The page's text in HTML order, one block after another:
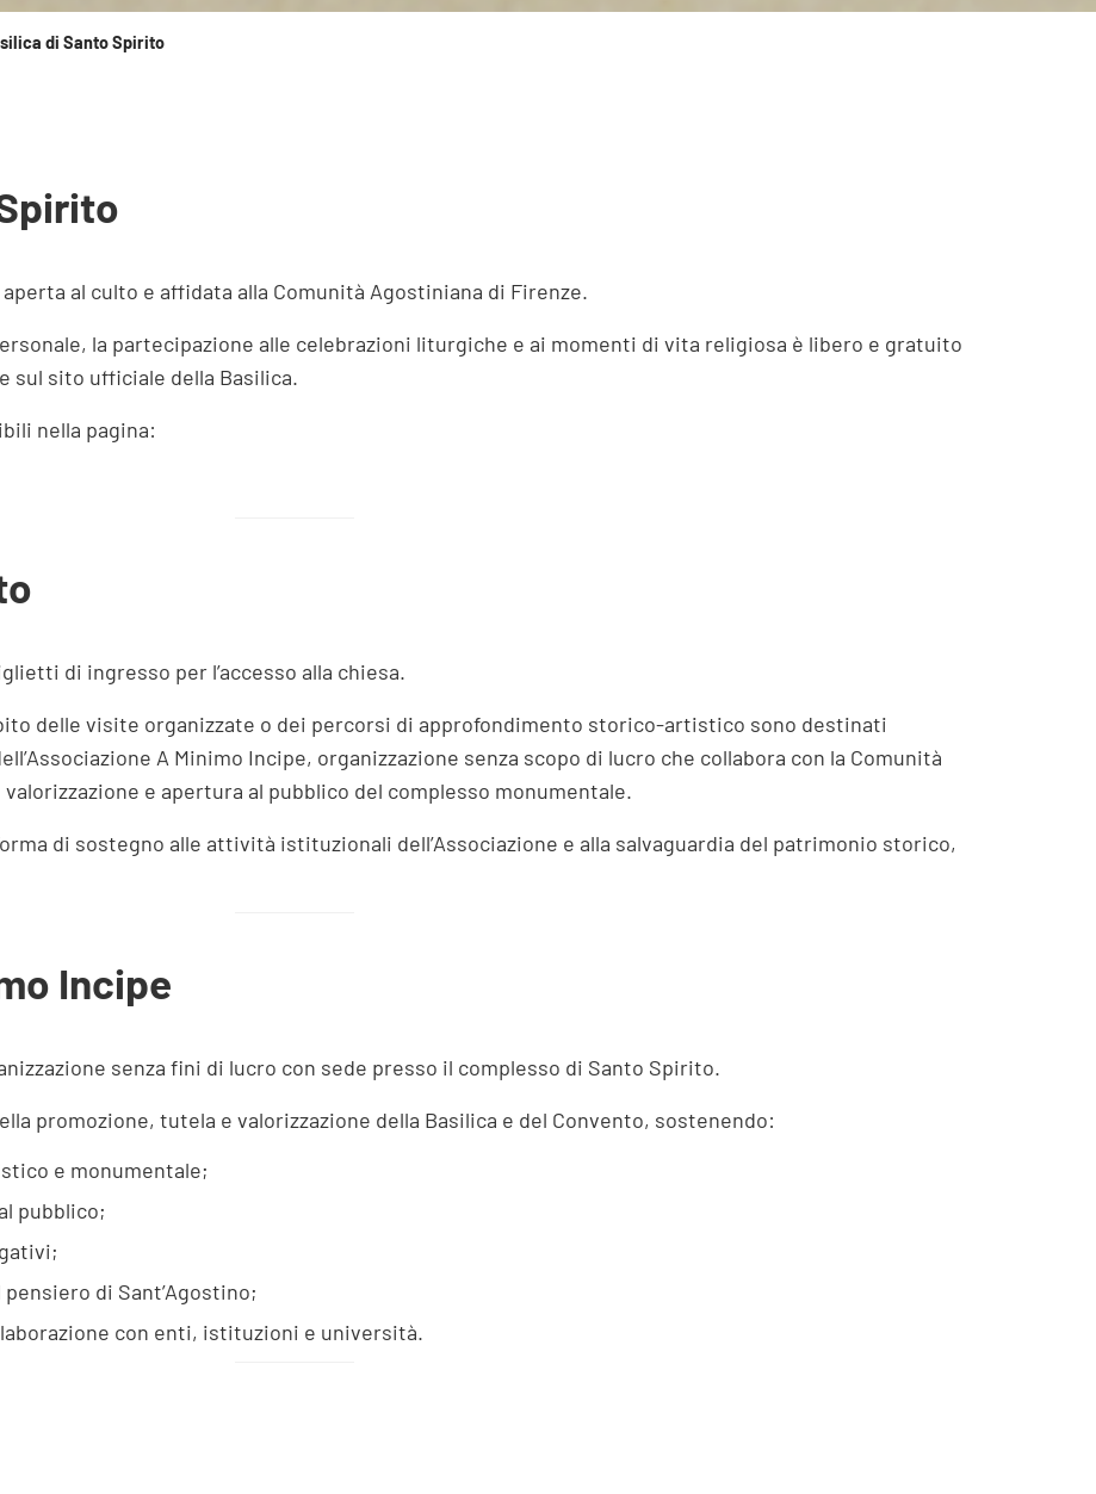
di Santo Spirito
al culto e affidata alla Comunità Agostiniana di Firenze.
la partecipazione alle celebrazioni liturgiche e ai momenti di vita religiosa è libero e gratuito
sul sito ufficiale della Basilica.
nella pagina:
di ingresso per l’accesso alla chiesa.
delle visite organizzate o dei percorsi di approfondimento storico-artistico sono destinati
A Minimo Incipe, organizzazione senza scopo di lucro che collabora con la Comunità
e apertura al pubblico del complesso monumentale.
di sostegno alle attività istituzionali dell’Associazione e alla salvaguardia del patrimonio storico,
Incipe
senza fini di lucro con sede presso il complesso di Santo Spirito.
promozione, tutela e valorizzazione della Basilica e del Convento, sostenendo:
e monumentale;
pubblico;
di Sant’Agostino;
con enti, istituzioni e università.